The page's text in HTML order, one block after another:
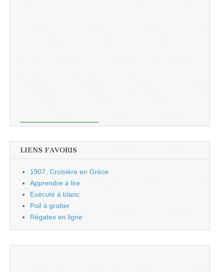
LIENS FAVORIS
1907, Croisière en Grèce
Apprendre à lire
Exécuté à blanc
Poil à gratter
Régates en ligne